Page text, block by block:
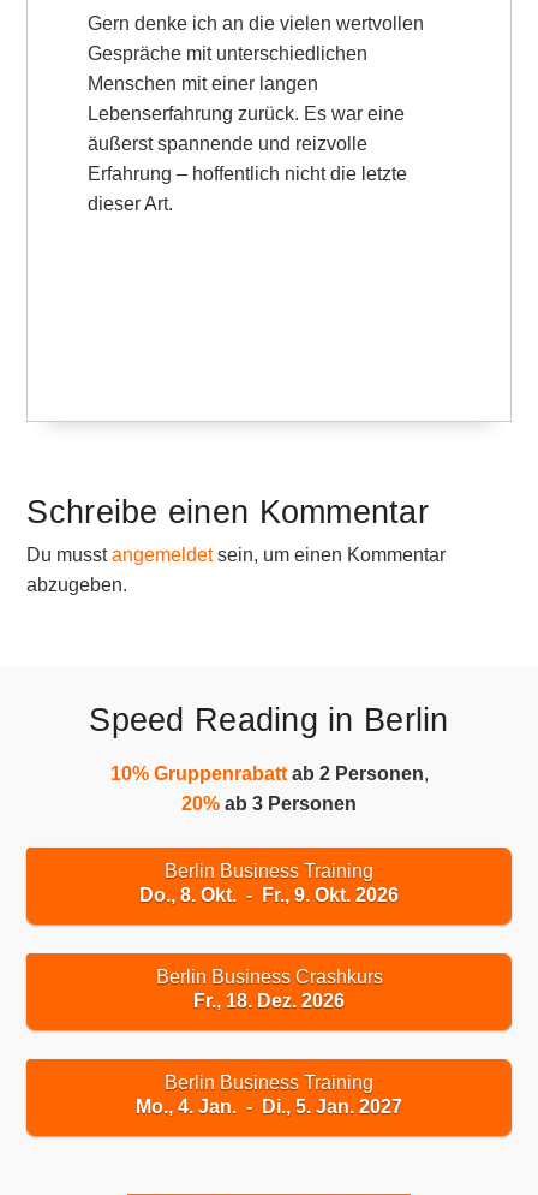
Gern denke ich an die vielen wertvollen
Gespräche mit unterschiedlichen
Menschen mit einer langen
Lebenserfahrung zurück. Es war eine
äußerst spannende und reizvolle
Erfahrung – hoffentlich nicht die letzte
dieser Art.
Schreibe einen Kommentar
Du musstangemeldetsein, um einen Kommentar
abzugeben.
Speed Reading in Berlin
10% Gruppenrabattab 2 Personen,
20% ab 3 Personen
Berlin Business Training
Do., 8. Okt. - Fr., 9. Okt. 2026
Berlin Business Crashkurs
Fr., 18. Dez. 2026
Berlin Business Training
Mo., 4. Jan. - Di., 5. Jan. 2027